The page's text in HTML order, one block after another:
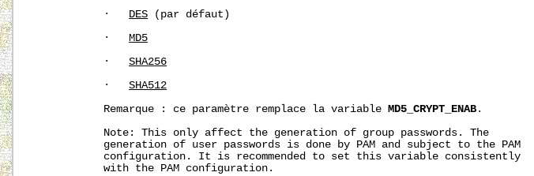
           ·
DES (par défaut)
           ·
MD5
           ·
SHA256
           ·
SHA512
           Remarque : ce paramètre remplace la variable
MD5_CRYPT_ENAB .
           Note: This only affect the generation of group passwords. The
           generation of user passwords is done by PAM and subject to the PAM
           configuration. It is recommended to set this variable consistently
           with the PAM configuration.